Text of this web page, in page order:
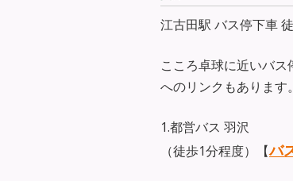
江古田駅 バス停下車
こころ卓球に近いバ
へのリンクもあります。
1.都営バス 羽沢
（徒歩1分程度）【バ